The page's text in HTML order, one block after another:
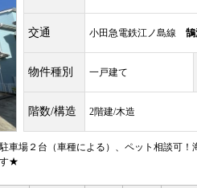
交通 小田急電鉄江ノ島線
物件種別 一戸建て
階数/構造 2階建/木造
車場２台（車種による）、ペット相談可！
す★